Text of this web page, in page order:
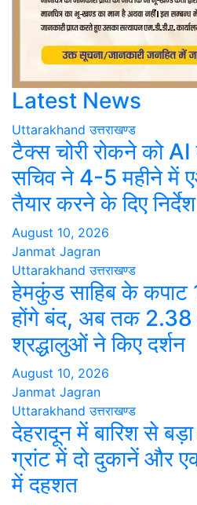
Latest News
Uttarakhand उत्तराखण्ड
टैक्स चोरी रोकने को AI
सचिव ने 4-5 महीने में
तैयार करने के दिए निर्देश
August 10, 2026
Janmat Jagran
Uttarakhand उत्तराखण्ड
हेमकुंड साहिब के कपाट
होंगे बंद, अब तक 2.38
श्रद्धालुओं ने किए दर्शन
August 10, 2026
Janmat Jagran
Uttarakhand उत्तराखण्ड
देहरादून में बारिश से
ग्रांट में दो दुकानें और
में दहशत